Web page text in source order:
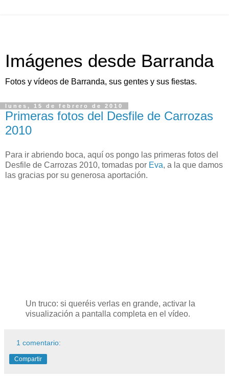
Imágenes desde Barranda
Fotos y vídeos de Barranda, sus gentes y sus fiestas.
lunes, 15 de febrero de 2010
Primeras fotos del Desfile de Carrozas
2010
Para ir abriendo boca, aquí os pongo las primeras fotos del
Desfile de Carrozas 2010, tomadas por Eva, a la que damos
las gracias por su generosa aportación.
Un truco: si queréis verlas en grande, activar la
visualización a pantalla completa en el vídeo.
1 comentario:
Compartir